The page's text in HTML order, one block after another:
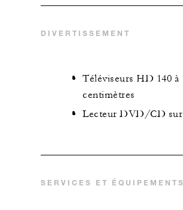
DIVERTISSEMENT
Téléviseurs HD 140 à
centimètres
Lecteur DVD/CD sur
SERVICES ET ÉQUIPEMENTS